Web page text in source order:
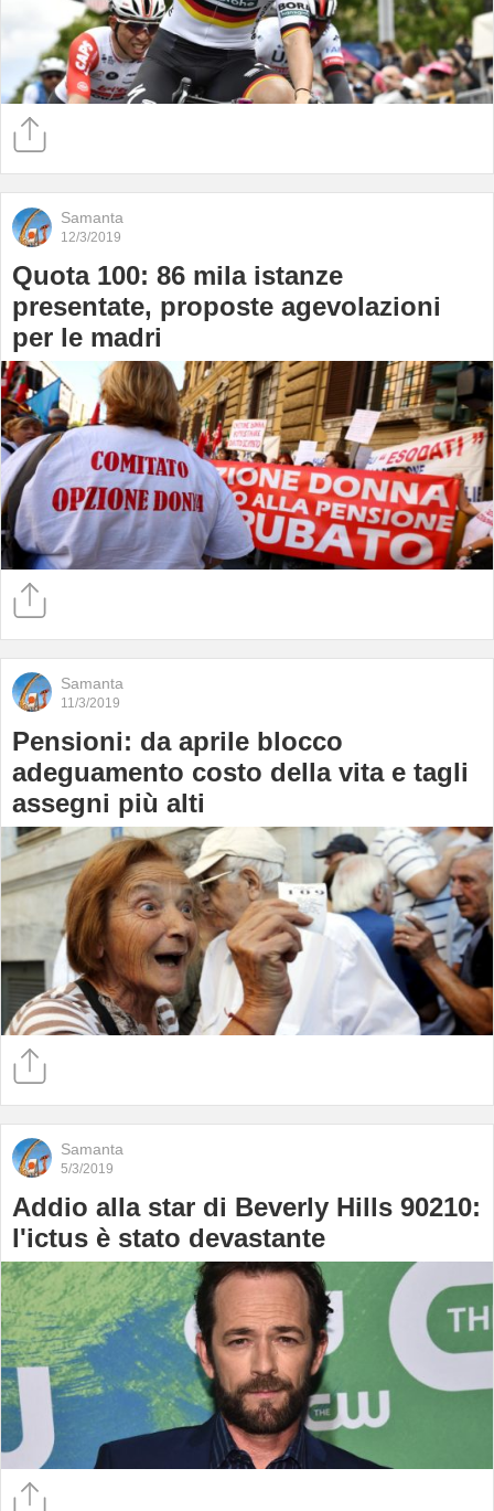
Samanta
12/3/2019
Quota 100: 86 mila istanze
presentate, proposte agevolazioni
per le madri
Samanta
11/3/2019
Pensioni: da aprile blocco
adeguamento costo della vita e tagli
assegni più alti
Samanta
5/3/2019
Addio alla star di Beverly Hills 90210:
l'ictus è stato devastante